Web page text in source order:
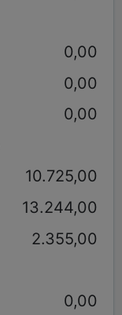
0,00
0,00
0,00
10.725,00
13.244,00
2.355,00
0,00